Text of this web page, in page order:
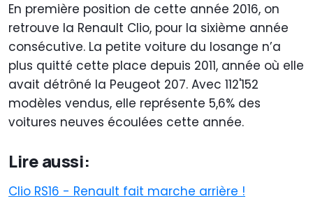
En première position de cette année 2016, on
retrouve la Renault Clio, pour la sixième année
consécutive. La petite voiture du losange n’a
plus quitté cette place depuis 2011, année où elle
avait détrôné la Peugeot 207. Avec 112'152
modèles vendus, elle représente 5,6% des
voitures neuves écoulées cette année.
Lire aussi:
Clio RS16 - Renault fait marche arrière !